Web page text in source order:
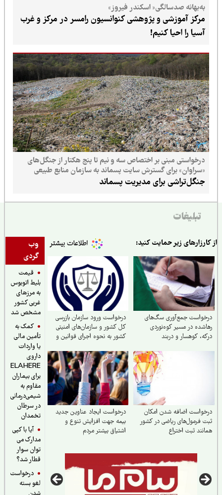
به‌بهانه صدسالگی« اسکندر فیروز»
مرکز آموزشی و پژوهشی کنوانسیون رامسر در مرکز و غرب
آسیا را احیا کنیم!
درخواستی مبنی بر اختصاص سه و نیم تا پنج هکتار از جنگل‌های
«سراوان» برای گسترش سایت پسماند به سازمان منابع طبیعی
ارسال شده است
جنگل‌تراشی برای مدیریت پسماند
تبلیغات
وب
گردی
قیمت
بلیط اتوبوس
به مرزهای
غربی کشور
مشخص شد
کمک به
تأمین مالی
یا واردات
داروی
ELAHERE
برای بیماران
مقاوم به
شیمی‌درمانی
در سرطان
تخمدان
آیا با کپی
مدارک می
توان سوار
قطار شد؟
درخواست
لغو بسته
زیر حمایت کنید:
جمع‌آوری سگ‌های
در مسیر کوه‌نوردی
کوهسار و دربند
درخواست ورود سازمان بازرسی
کل کشور و سازمان‌های امنیتی
کشور به نحوه اجرای قوانین و
تأمین اجتماعی
اضافه شدن امکان
فرمول‌های ریاضی در کشور
ثبت اختراع
درخواست ایجاد عناوین جدید
بیمه جهت افزایش تنوع و
اشتیاق بیشتر مردم